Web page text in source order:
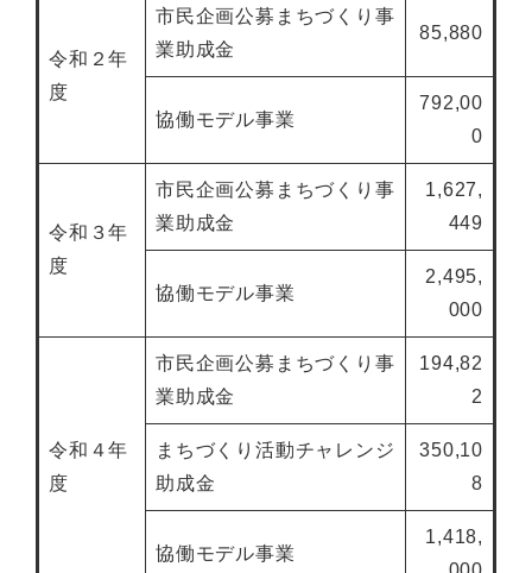
令和２年
度
市民企画公募まちづくり事
業助成金
85,880
協働モデル事業
792,00
0
令和３年
度
市民企画公募まちづくり事
業助成金
1,627,
449
協働モデル事業
2,495,
000
令和４年
度
市民企画公募まちづくり事
業助成金
194,82
2
まちづくり活動チャレンジ
助成金
350,10
8
協働モデル事業
1,418,